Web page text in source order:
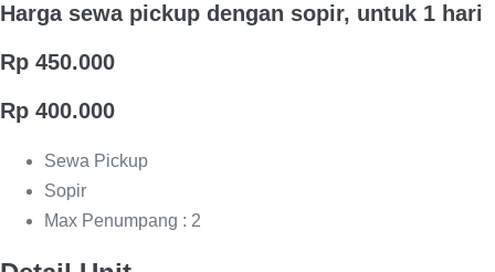
Harga sewa pickup dengan sopir, untuk 1 hari
Rp 450.000
Rp 400.000
Sewa Pickup
Sopir
Max Penumpang : 2